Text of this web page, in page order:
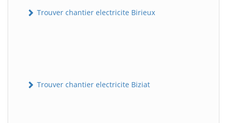
Trouver chantier electricite Birieux
Trouver chantier electricite Biziat